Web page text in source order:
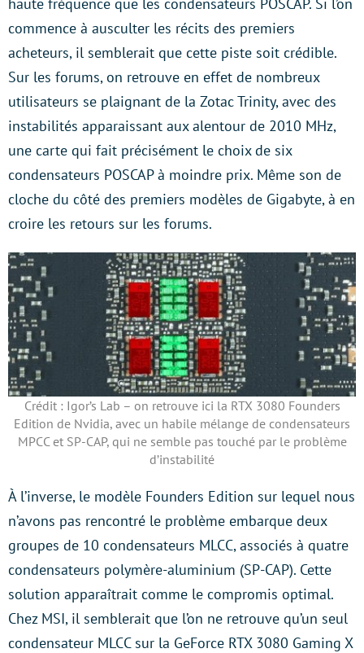
commence à ausculter les récits des premiers
acheteurs, il semblerait que cette piste soit crédible.
Sur les forums, on retrouve en effet de nombreux
utilisateurs se plaignant de la Zotac Trinity, avec des
instabilités apparaissant aux alentour de 2010 MHz,
une carte qui fait précisément le choix de six
condensateurs POSCAP à moindre prix. Même son de
cloche du côté des premiers modèles de Gigabyte, à en
croire les retours sur les forums.
Crédit : Igor’s Lab – on retrouve ici la RTX 3080 Founders
Edition de Nvidia, avec un habile mélange de condensateurs
MPCC et SP-CAP, qui ne semble pas touché par le problème
d’instabilité
À l’inverse, le modèle Founders Edition sur lequel nous
n’avons pas rencontré le problème embarque deux
groupes de 10 condensateurs MLCC, associés à quatre
condensateurs polymère-aluminium (SP-CAP). Cette
solution apparaîtrait comme le compromis optimal.
Chez MSI, il semblerait que l’on ne retrouve qu’un seul
condensateur MLCC sur la GeForce RTX 3080 Gaming X